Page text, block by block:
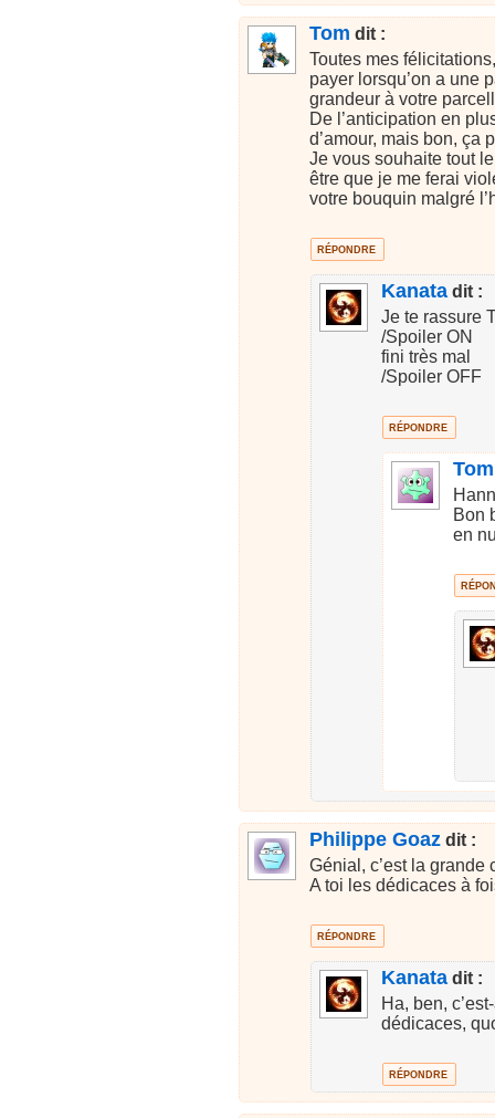
Tom dit :
Toutes mes
payer lorsqu’on a une
grandeur à votre
De l’anticipation en
d’amour, mais bon, ça
Je vous souhaite tout
être que je me ferai
votre bouquin malgré
RÉPONDRE
Kanata dit :
Je te rassure
/Spoiler ON
fini très mal
/Spoiler OFF
RÉPONDRE
Tom
Bon
en
Philippe Goaz dit :
Génial, c’est la grande
A toi les dédicaces à
RÉPONDRE
Kanata dit :
Ha, ben,
dédicaces,
RÉPONDRE